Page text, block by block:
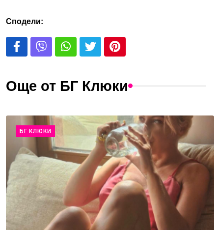
Сподели:
Още от БГ Клюки
БГ КЛЮКИ